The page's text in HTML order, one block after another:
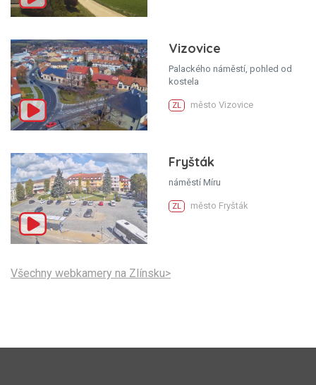
Vizovice
Palackého náměstí, pohled od
kostela
ZL město Vizovice
Fryšták
náměstí Míru
ZL město Fryšták
Všechny webkamery na Zlínsku>